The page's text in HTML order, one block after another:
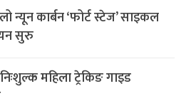
न्यून कार्बन ‘फोर्ट स्टेज’ साइकल
सुरु
महिला ट्रेकिङ गाइड